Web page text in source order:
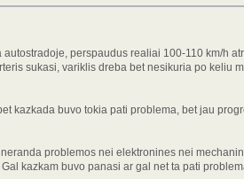
perspaudus realiai 100-110 km/h
sukasi, variklis dreba bet nesikuria po
kazkada buvo tokia pati problema, bet jau
problemos nei elektronines nei
kazkam buvo panasi ar gal net ta pati